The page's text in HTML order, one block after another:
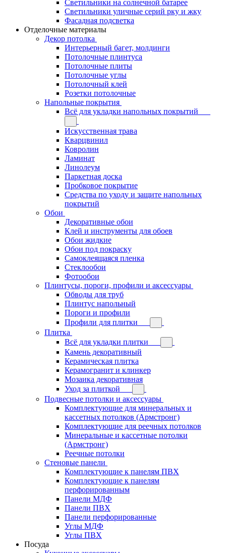
Светильники на солнечной батарее
Светильники уличные серий рку и жку
Фасадная подсветка
Отделочные материалы
Декор потолка
Интерьерный багет, молдинги
Потолочные плинтуса
Потолочные плиты
Потолочные углы
Потолочный клей
Розетки потолочные
Напольные покрытия
Всё для укладки напольных покрытий
Искусственная трава
Кварцвинил
Ковролин
Ламинат
Линолеум
Паркетная доска
Пробковое покрытие
Средства по уходу и защите напольных
покрытий
Обои
Декоративные обои
Клей и инструменты для обоев
Обои жидкие
Обои под покраску
Самоклеящаяся пленка
Стеклообои
Фотообои
Плинтусы, пороги, профили и аксессуары
Обводы для труб
Плинтус напольный
Пороги и профили
Профили для плитки
Плитка
Всё для укладки плитки
Камень декоративный
Керамическая плитка
Керамогранит и клинкер
Мозаика декоративная
Уход за плиткой
Подвесные потолки и аксессуары
Комплектующие для минеральных и
кассетных потолков (Армстронг)
Комплектующие для реечных потолков
Минеральные и кассетные потолки
(Армстронг)
Реечные потолки
Стеновые панели
Комплектующие к панелям ПВХ
Комплектующие к панелям
перфорированным
Панели МДФ
Панели ПВХ
Панели перфорированные
Углы МДФ
Углы ПВХ
Посуда